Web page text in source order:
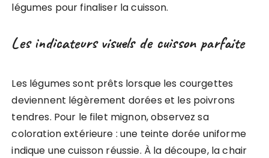
légumes pour finaliser la cuisson.
Les indicateurs visuels de cuisson parfaite
Les légumes sont prêts lorsque les courgettes
deviennent légèrement dorées et les poivrons
tendres. Pour le filet mignon, observez sa
coloration extérieure : une teinte dorée uniforme
indique une cuisson réussie. À la découpe, la chair